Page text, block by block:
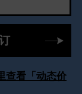
查看「动态价